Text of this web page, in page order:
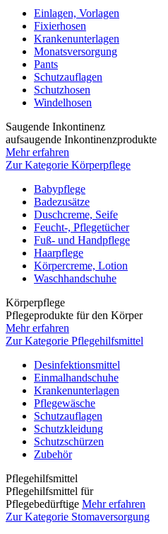
Einlagen, Vorlagen
Fixierhosen
Krankenunterlagen
Monatsversorgung
Pants
Schutzauflagen
Schutzhosen
Windelhosen
Saugende Inkontinenz
aufsaugende Inkontinenzprodukte
Mehr erfahren
Zur Kategorie Körperpflege
Babypflege
Badezusätze
Duschcreme, Seife
Feucht-, Pflegetücher
Fuß- und Handpflege
Haarpflege
Körpercreme, Lotion
Waschhandschuhe
Körperpflege
Pflegeprodukte für den Körper
Mehr erfahren
Zur Kategorie Pflegehilfsmittel
Desinfektionsmittel
Einmalhandschuhe
Krankenunterlagen
Pflegewäsche
Schutzauflagen
Schutzkleidung
Schutzschürzen
Zubehör
Pflegehilfsmittel
Pflegehilfsmittel für
Pflegebedürftige Mehr erfahren
Zur Kategorie Stomaversorgung